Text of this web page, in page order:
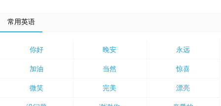
常用英语
你好 晚安 永远
加油 当然 惊喜
微笑 完美 漂亮